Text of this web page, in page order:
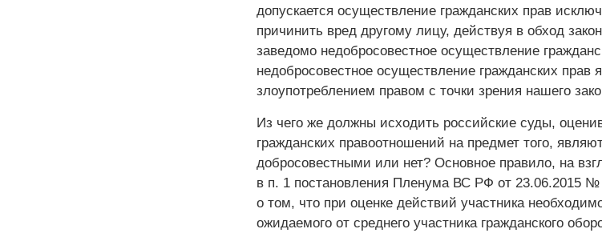
допускается осуществление гражданских прав
причинить вред другому лицу, действуя в обход
заведомо недобросовестное осуществление
недобросовестное осуществление гражданских прав
злоупотреблением правом с точки зрения нашего
Из чего же должны исходить российские суды,
гражданских правоотношений на предмет того,
добросовестными или нет? Основное правило, на
в п. 1 постановления Пленума ВС РФ от 23.06.2015 №
о том, что при оценке действий участника
ожидаемого от среднего участника гражданского